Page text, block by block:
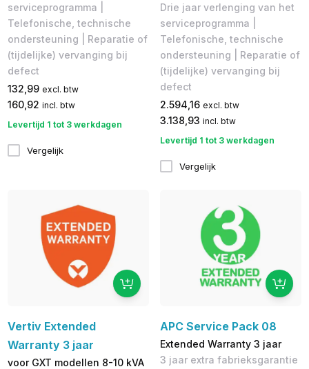
serviceprogramma |
Telefonische, technische
ondersteuning | Reparatie of
(tijdelijke) vervanging bij
defect
132,99 excl. btw
160,92 incl. btw
Levertijd 1 tot 3 werkdagen
Vergelijk
Drie jaar verlenging van het
serviceprogramma |
Telefonische, technische
ondersteuning | Reparatie of
(tijdelijke) vervanging bij
defect
2.594,16 excl. btw
3.138,93 incl. btw
Levertijd 1 tot 3 werkdagen
Vergelijk
Vertiv Extended
Warranty 3 jaar
voor GXT modellen 8-10 kVA
APC Service Pack 08
Extended Warranty 3 jaar
3 jaar extra fabrieksgarantie​